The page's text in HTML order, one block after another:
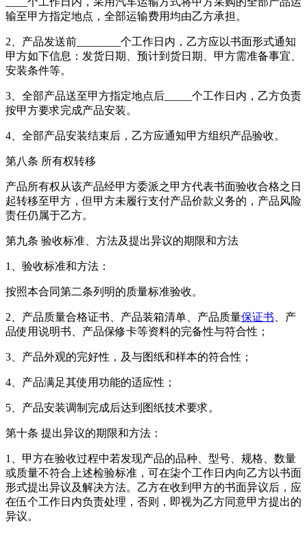
输至甲方指定地点，全部运输费用均由乙方承担。
2、产品发送前________个工作日内，乙方应以书面形式通知
甲方如下信息：发货日期、预计到货日期、甲方需准备事宜、
安装条件等。
3、全部产品送至甲方指定地点后_____个工作日内，乙方负责
按甲方要求完成产品安装。
4、全部产品安装结束后，乙方应通知甲方组织产品验收。
第八条 所有权转移
产品所有权从该产品经甲方委派之甲方代表书面验收合格之日
起转移至甲方，但甲方未履行支付产品价款义务的，产品风险
责任仍属于乙方。
第九条 验收标准、方法及提出异议的期限和方法
1、验收标准和方法：
按照本合同第二条列明的质量标准验收。
2、产品质量合格证书、产品装箱清单、产品质量保证书 、产
品使用说明书、产品保修卡等资料的完备性与符合性；
3、产品外观的完好性，及与图纸和样本的符合性；
4、产品满足其使用功能的适应性；
5、产品安装调制完成后达到图纸技术要求。
第十条 提出异议的期限和方法：
1、甲方在验收过程中若发现产品的品种、型号、规格、数量
或质量不符合上述检验标准，可在柒个工作日内向乙方以书面
形式提出异议及解决方法。乙方在收到甲方的书面异议后，应
在伍个工作日内负责处理，否则，即视为乙方同意甲方提出的
异议。